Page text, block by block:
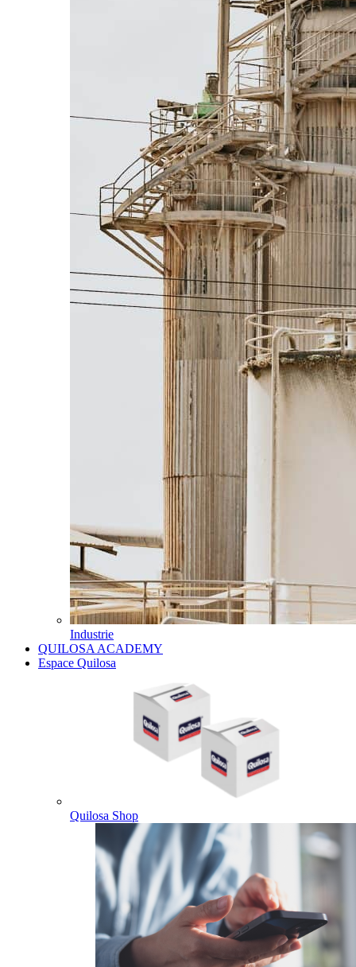
Industrie
QUILOSA ACADEMY
Espace Quilosa
Quilosa Shop